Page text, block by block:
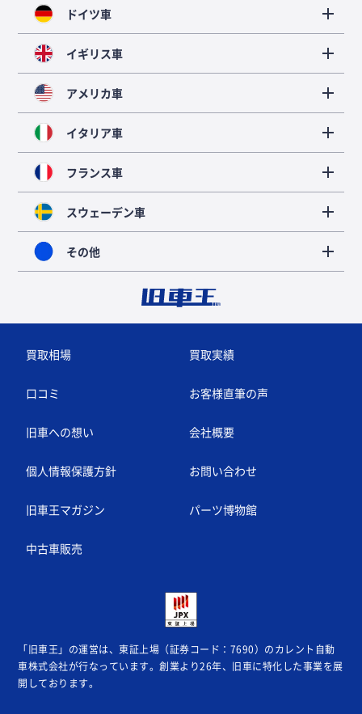
ドイツ車
イギリス車
アメリカ車
イタリア車
フランス車
スウェーデン車
その他
買取相場 買取実績
口コミ お客様直筆の声
旧車への想い 会社概要
個人情報保護方針 お問い合わせ
旧車王マガジン パーツ博物館
中古車販売
「旧車王」の運営は、東証上場（証券コード：7690）のカレント自動
車株式会社が行なっています。創業より26年、旧車に特化した事業を展
開しております。